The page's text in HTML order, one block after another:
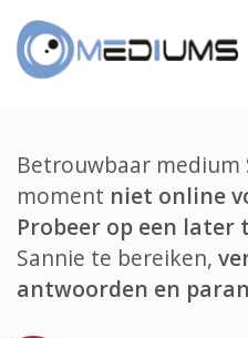
Betrouwbaar medium
moment niet online
Probeer op een later
Sannie te bereiken,
antwoorden en